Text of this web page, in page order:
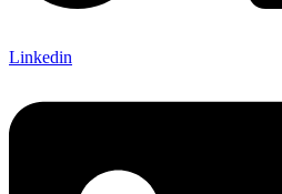
Linkedin